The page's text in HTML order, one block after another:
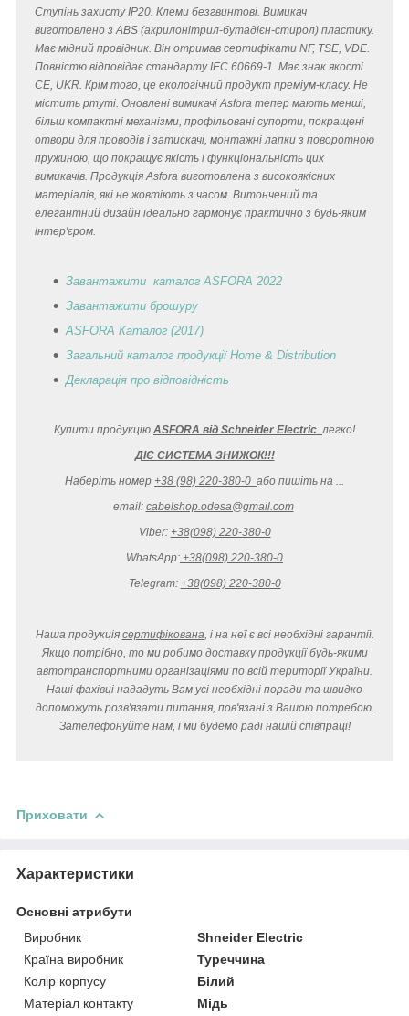
Ступінь захисту IP20. Клеми безгвинтові. Вимикач
виготовлено з ABS (акрилонітрил-бутадієн-стирол) пластику.
Має мідний провідник. Він отримав сертифікати NF, TSE, VDE.
Повністю відповідає стандарту IEC 60669-1. Має знак якості
CE, UKR. Крім того, це екологічний продукт преміум-класу. Не
містить ртуті. Оновлені вимикачі Asfora тепер мають менші,
більш компактні механізми, профільовані супорти, покращені
отвори для проводів і затискачі, монтажні лапки з поворотною
пружиною, що покращує якість і функціональність цих
вимикачів. Продукція Asfora виготовлена з високоякісних
матеріалів, які не жовтіють з часом. Витончений та
елегантний дизайн ідеально гармонує практично з будь-яким
інтер'єром.
Завантажити каталог ASFORA 2022
Завантажити брошуру
ASFORA Каталог (2017)
Загальний каталог продукції Home & Distribution
Декларація про відповідність
Купити продукцію ASFORA від Schneider Electric легко!
ДІЄ СИСТЕМА ЗНИЖОК!!!
Наберіть номер +38 (98) 220-380-0 або пишіть на ...
email: cabelshop.odesa@gmail.com
Viber: +38(098) 220-380-0
WhatsApp: +38(098) 220-380-0
Telegram: +38(098) 220-380-0
Наша продукція сертифікована , і на неї є всі необхідні гарантії.
Якщо потрібно, то ми робимо доставку продукції будь-якими
автотранспортними організаціями по всій території України.
Наші фахівці нададуть Вам усі необхідні поради та швидко
допоможуть розв'язати питання, пов'язані з Вашою потребою.
Зателефонуйте нам, і ми будемо раді нашій співпраці!
Приховати
Характеристики
Основні атрибути
Виробник
Shneider Electric
Країна виробник
Туреччина
Колір корпусу
Білий
Матеріал контакту
Мідь